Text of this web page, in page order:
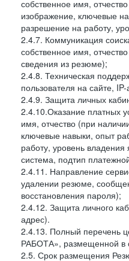
собственное имя,
изображение, ключевые
разрешение на работу,
2.4.7. Коммуникация
собственное имя,
сведения из резюме);
2.4.8. Техническая
пользователя на сайте,
2.4.9. Защита личных
2.4.10.Оказание платных
имя, отчество (при
ключевые навыки, опыт
работу, уровень
система, подтип
2.4.11. Направление
удалении резюме,
восстановления пароля);
2.4.12. Защита личного
адрес).
2.4.13. Полный перечень
РАБОТА», размещенной в
2.5. Срок размещения